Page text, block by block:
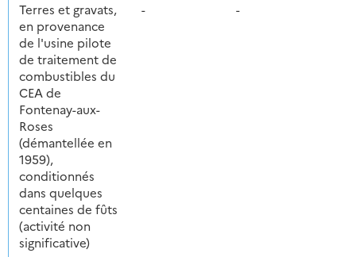
Terres et gravats,
en provenance
de l'usine pilote
de traitement de
combustibles du
CEA de
Fontenay-aux-
Roses
(démantellée en
1959),
conditionnés
dans quelques
centaines de fûts
(activité non
significative)
- -